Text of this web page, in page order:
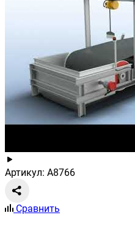
Артикул: A8766
Сравнить